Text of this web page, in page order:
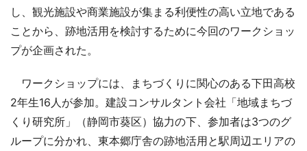
し、観光施設や商業施設が集まる利便性の高い立地である
ことから、跡地活用を検討するために今回のワークショッ
プが企画された。
ワークショップには、まちづくりに関心のある下田高校
2年生16人が参加。建設コンサルタント会社「地域まちづ
くり研究所」（静岡市葵区）協力の下、参加者は3つのグ
ループに分かれ、東本郷庁舎の跡地活用と駅周辺エリアの